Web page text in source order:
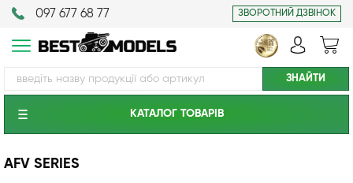
097 677 68 77 ЗВОРОТНИЙ ДЗВІНОК
КАТАЛОГ ТОВАРIВ
AFV SERIES